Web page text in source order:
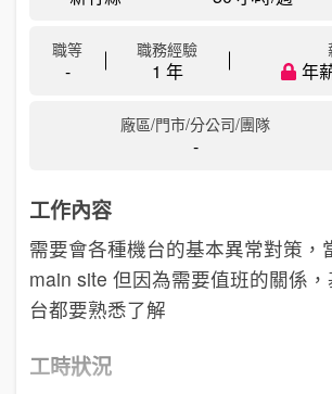
職等
-
職務經驗
1 年 年
廠區/門市/分公司/團隊
-
工作內容
需要會各種機台的基本異常對策，
main site 但因為需要值班的關係
台都要熟悉了解
工時狀況